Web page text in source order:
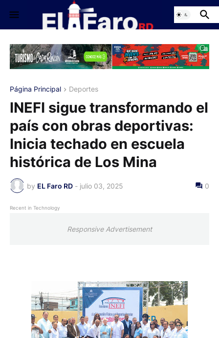
Página Principal Deportes
INEFI sigue transformando el
país con obras deportivas:
Inicia techado en escuela
histórica de Los Mina
by EL Faro RD - julio 03, 2025 0
Recent in Technology
Responsive Advertisement